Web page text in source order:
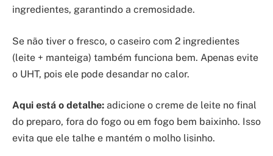
ingredientes, garantindo a cremosidade.
Se não tiver o fresco, o caseiro com 2 ingredientes
(leite + manteiga) também funciona bem. Apenas evite
o UHT, pois ele pode desandar no calor.
Aqui está o detalhe: adicione o creme de leite no final
do preparo, fora do fogo ou em fogo bem baixinho. Isso
evita que ele talhe e mantém o molho lisinho.